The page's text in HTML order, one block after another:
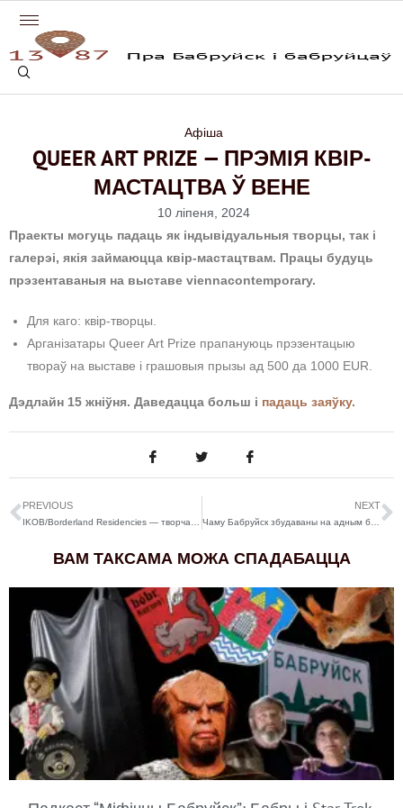
Афіша
QUEER ART PRIZE — ПРЭМІЯ КВІР-
МАСТАЦТВА Ў ВЕНЕ
10 ліпеня, 2024
Праекты могуць падаць як індывідуальныя творцы, так і
галерэі, якія займаюцца квір-мастацтвам. Працы будуць
прэзентаваныя на выставе viennacontemporary.
Для каго: квір-творцы.
Арганізатары Queer Art Prize прапануюць прэзентацыю
твораў на выставе і грашовыя прызы ад 500 да 1000 EUR.
Дэдлайн 15 жніўня. Даведацца больш і падаць заяўку.
PREVIOUS NEXT
Чаму Бабруйск збудаваны на адным беразе ракі?
ВАМ ТАКСАМА МОЖА СПАДАБАЦЦА